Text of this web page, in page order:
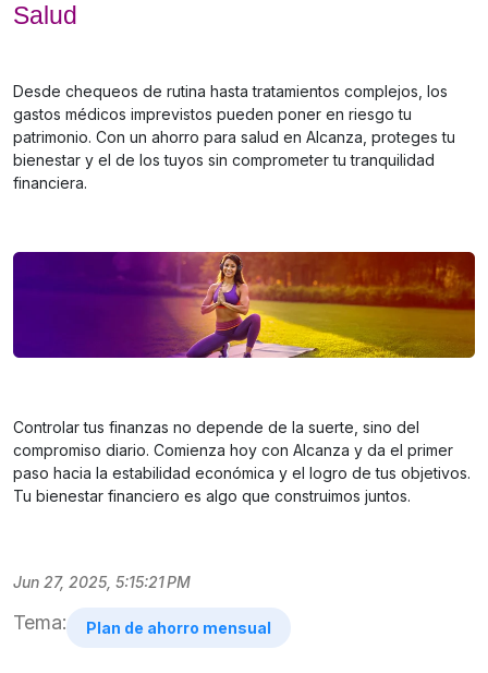
Salud
Desde chequeos de rutina hasta tratamientos complejos, los
gastos médicos imprevistos pueden poner en riesgo tu
patrimonio. Con un ahorro para salud en Alcanza, proteges tu
bienestar y el de los tuyos sin comprometer tu tranquilidad
financiera.
Controlar tus finanzas no depende de la suerte, sino del
compromiso diario. Comienza hoy con Alcanza y da el primer
paso hacia la estabilidad económica y el logro de tus objetivos.
Tu bienestar financiero es algo que construimos juntos.
Jun 27, 2025, 5:15:21 PM
Tema: Plan de ahorro mensual